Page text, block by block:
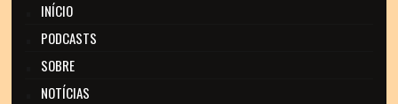
INÍCIO
PODCASTS
SOBRE
NOTÍCIAS